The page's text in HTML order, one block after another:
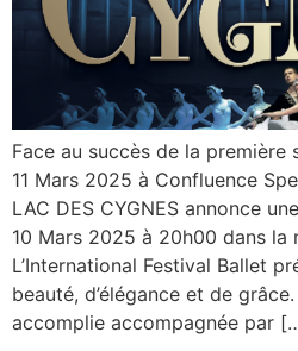
Face au succès de la première
11 Mars 2025 à Confluence
LAC DES CYGNES annonce
10 Mars 2025 à 20h00 dans la
L’International Festival Ballet
beauté, d’élégance et de
accomplie accompagnée par